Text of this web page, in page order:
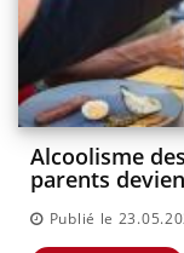
Alcoolisme
parents
Publié le